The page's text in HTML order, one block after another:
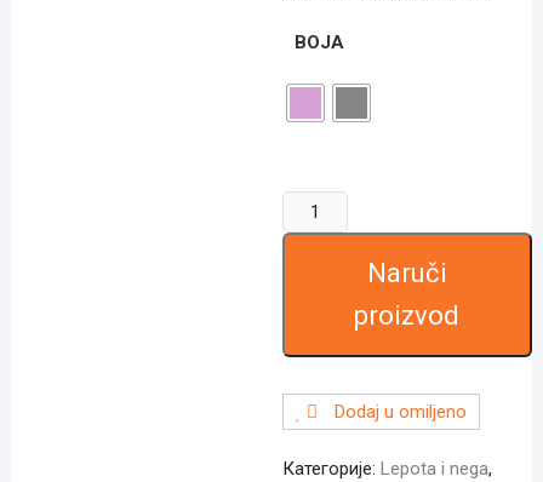
BOJA
Pametni
korektor
senzorom
Naruči
proizvod
Dodaj u omiljeno
Категорије: Lepota i nega,